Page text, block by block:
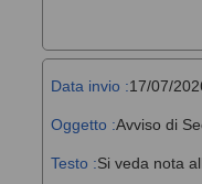
Data invio :17/07/
Oggetto :Avviso di
Testo :Si veda nota